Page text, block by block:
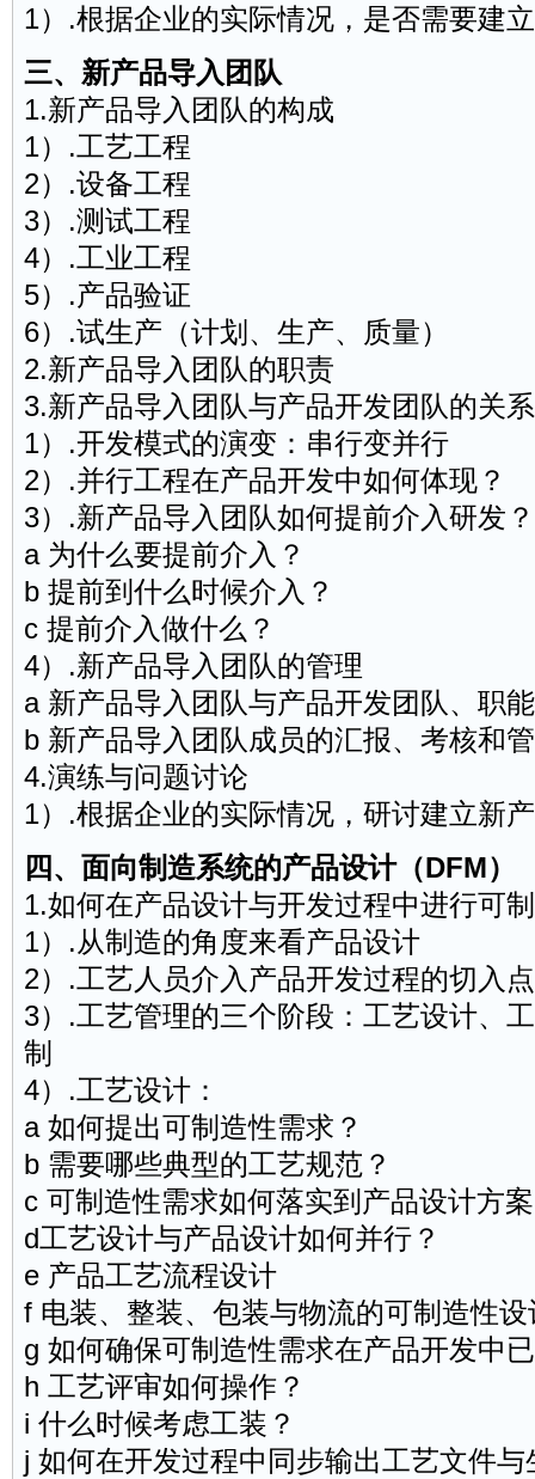
1）.根据企业的实际情况，是否需要建
三、新产品导入 团队
1.新产品导入团队的构成
1）.工艺工程
2）.设备工程
3）.测试工程
4）.工业工程
5）.产品验证
6）.试生产（计划、生产、质量）
2.新产品导入团队的职责
3.新产品导入团队与产品开发团队的关系
1）.开发模式的演变：串行变并行
2）.并行工程在产品开发中如何体现？
3）.新产品导入团队如何提前介入研发？
a 为什么要提前介入？
b 提前到什么时候介入？
c 提前介入做什么？
4）.新产品导入团队的管理
a 新产品导入团队与产品开发团队、职
b 新产品导入团队成员的汇报、考核和
4.演练与问题讨论
1）.根据企业的实际情况，研讨建立新
四、面向制造系统的产品设计（DFM）
1.如何在产品设计与开发过程中进行可
1）.从制造的角度来看产品设计
2）.工艺人员介入产品开发过程的切入
3）.工艺管理的三个阶段：工艺设计、
制
4）.工艺设计：
a 如何提出可制造性需求？
b 需要哪些典型的工艺规范？
c 可制造性需求如何落实到产品设计方
d工艺设计与产品设计如何并行？
e 产品工艺流程设计
f 电装、整装、包装与物流的可制造性设
g 如何确保可制造性需求在产品开发中
h 工艺评审如何操作？
i 什么时候考虑工装？
j 如何在开发过程中同步输出工艺文件